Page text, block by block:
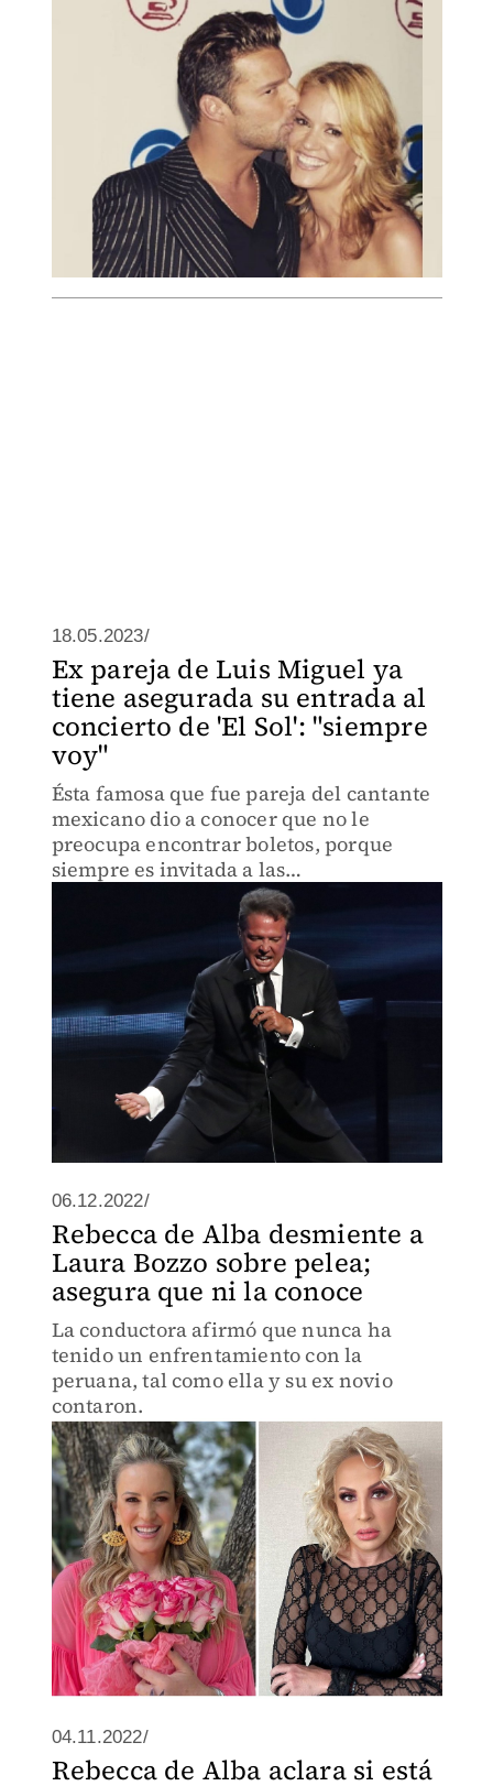
18.05.2023/
Ex pareja de Luis Miguel ya
tiene asegurada su entrada al
concierto de 'El Sol': "siempre
voy"
Ésta famosa que fue pareja del cantante
mexicano dio a conocer que no le
preocupa encontrar boletos, porque
siempre es invitada a las
06.12.2022/
Rebecca de Alba desmiente a
Laura Bozzo sobre pelea;
asegura que ni la conoce
La conductora afirmó que nunca ha
tenido un enfrentamiento con la
peruana, tal como ella y su ex novio
contaron.
04.11.2022/
Rebecca de Alba aclara si está